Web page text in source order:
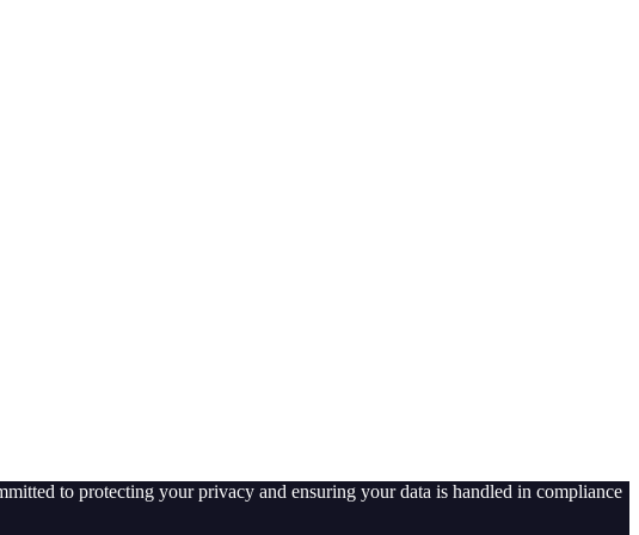
to protecting your privacy and ensuring your data is handled in compliance